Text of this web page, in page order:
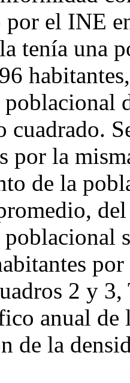
por el INE
tenía una
poblacional
cuadrado.
por la
de la
2 y 3,
anual
de la